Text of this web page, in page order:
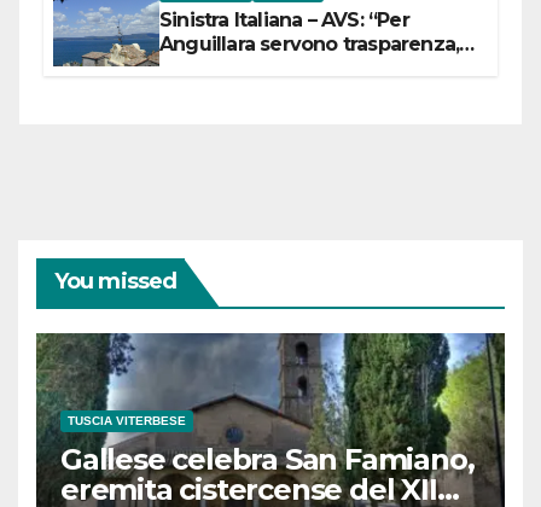
Sinistra Italiana – AVS: “Per
Anguillara servono trasparenza,
You missed
TUSCIA VITERBESE
Gallese celebra San Famiano,
eremita cistercense del XII